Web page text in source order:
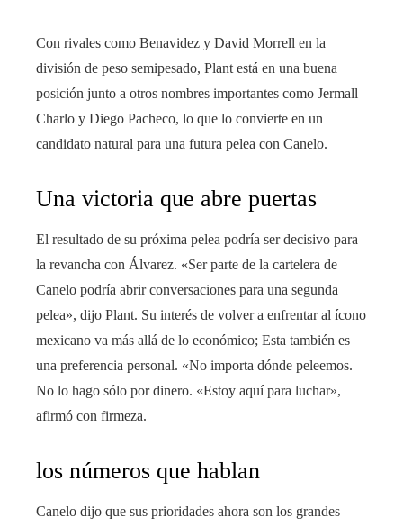
Con rivales como Benavidez y David Morrell en la
división de peso semipesado, Plant está en una buena
posición junto a otros nombres importantes como Jermall
Charlo y Diego Pacheco, lo que lo convierte en un
candidato natural para una futura pelea con Canelo.
Una victoria que abre puertas
El resultado de su próxima pelea podría ser decisivo para
la revancha con Álvarez. «Ser parte de la cartelera de
Canelo podría abrir conversaciones para una segunda
pelea», dijo Plant. Su interés de volver a enfrentar al ícono
mexicano va más allá de lo económico; Esta también es
una preferencia personal. «No importa dónde peleemos.
No lo hago sólo por dinero. «Estoy aquí para luchar»,
afirmó con firmeza.
los números que hablan
Canelo dijo que sus prioridades ahora son los grandes